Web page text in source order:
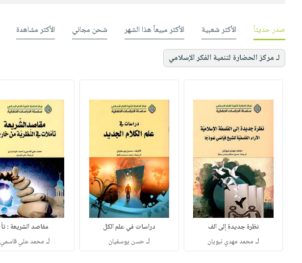
صدر حديثاً الأكثر شعبية الأكثر مبيعاً هذا الشهر شحن مجاني الأكثر مشاهدة
لـ مركز الحضارة لتنمية الفكر الإسلامي
نظرة جديدة إلى الف
لـ محمد مهدي نبويان
دراسات في علم الكل
لـحسن يوسفيان
مقاصد الشريعة : تأ
لـ محمد علي قاسمي